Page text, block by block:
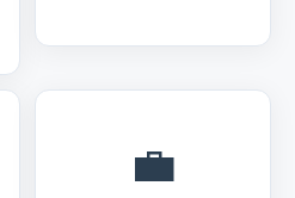
💼